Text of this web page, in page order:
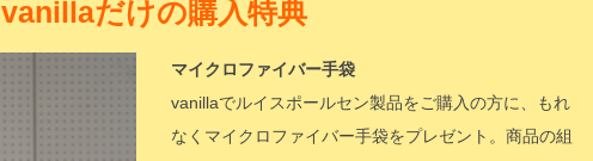
vanillaだけの購入特典
マイクロファイバー手袋
vanillaでルイスポールセン製品をご購入の方に、もれ
なくマイクロファイバー手袋をプレゼント。商品の組